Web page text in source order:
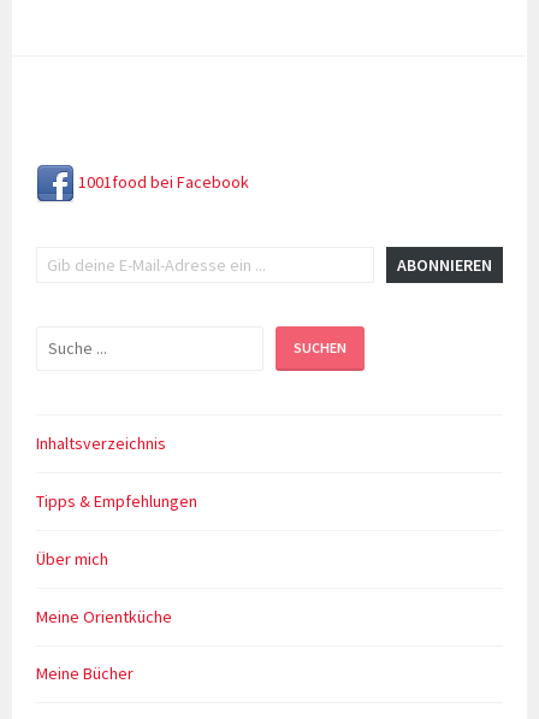
1001food bei Facebook
ABONNIEREN
Suchen SUCHEN
Inhaltsverzeichnis
Tipps & Empfehlungen
Über mich
Meine Orientküche
Meine Bücher